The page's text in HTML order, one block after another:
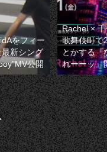
をフィー
新シング
公開
Rachel ×
歌舞伎町で
とかする『
れーーッ』